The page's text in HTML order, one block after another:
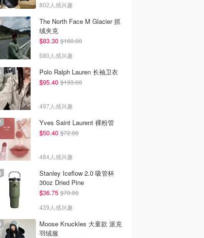
802人感兴趣
The North Face M Glacier 抓
绒夹克
$83.30 $160.00
680人感兴趣
Polo Ralph Lauren 长袖卫衣
$95.40 $193.00
497人感兴趣
Yves Saint Laurent 裸粉管
$50.40 $72.00
484人感兴趣
Stanley Iceflow 2.0 吸管杯
30oz Dried Pine
$36.75 $70.00
439人感兴趣
Moose Knuckles 大童款 派克
羽绒服